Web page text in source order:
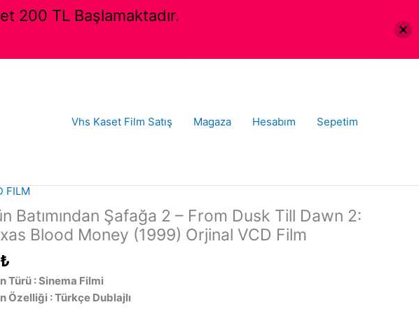
Vhs Kaset Film Satış Magaza Hesabım Sepetim
FILM
Batımından Şafağa 2 – From Dusk Till Dawn 2:
Blood Money (1999) Orjinal VCD Film
₺
Türü : Sinema Filmi
Özelliği : Türkçe Dublajlı
200 TL Başlamaktadır.